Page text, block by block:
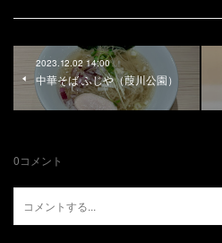
2023.12.02 14:00
中華そば ふじや（葭川公園）
0コメント